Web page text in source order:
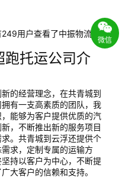
用户查看了中振物流】
跑托运公司介
的经营理念，在共青城到
有一支高素质的团队，我
能够为客户提供优质的汽
，不断推出新的服务项目
。共青城到云浮还提供个
求，定制专属的运输方
持以客户为中心，不断提
大客户的信赖和支持。
微信